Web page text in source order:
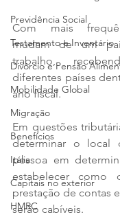
Previdência Social
Testamento e Inventário
Divórcio e Pensão
Mobilidade Global
Migração
Benefícios
Itália
Capitais no exterior
HMRC
Com mais
mudam de um
trabalho,
diferentes países
ano fiscal.
Em questões
determinar o local
pessoa em
estabelecer como
prestação de contas
serão cabíveis.